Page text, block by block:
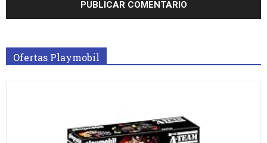
Ofertas Playmobil